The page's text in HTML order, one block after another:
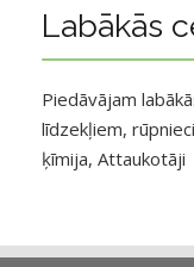
Labākās
Piedāvājam
līdzekļiem,
ķīmija, Attaukotāji